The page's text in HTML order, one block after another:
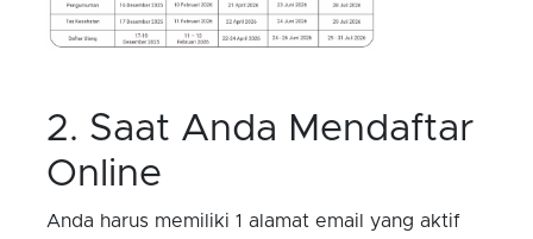
2. Saat Anda Mendaftar
Online
Anda harus memiliki 1 alamat email yang aktif